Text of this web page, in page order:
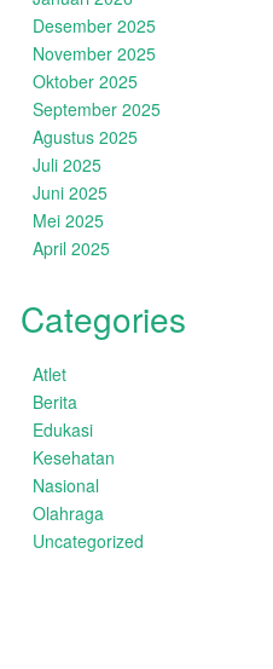
Desember 2025
November 2025
Oktober 2025
September 2025
Agustus 2025
Juli 2025
Juni 2025
Mei 2025
April 2025
Categories
Atlet
Berita
Edukasi
Kesehatan
Nasional
Olahraga
Uncategorized